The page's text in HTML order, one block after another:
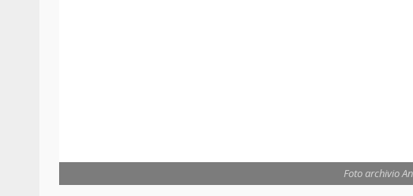
Foto archivio